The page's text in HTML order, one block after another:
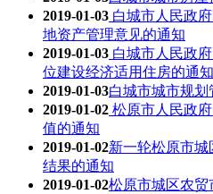
2019-01-03 白城市人民政
地资产管理意见的通知
2019-01-03 白城市人民政
位建设经济适用住房的通知
2019-01-03白城市城市规
2019-01-02 松原市人民政
值的通知
2019-01-02新一轮松原市
结果的通知
2019-01-02松原市城区农贸